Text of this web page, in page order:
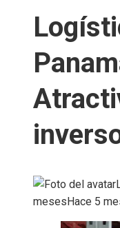
meses Hace 5